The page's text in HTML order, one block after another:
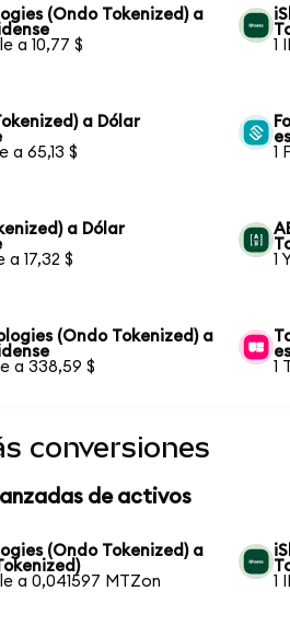
(Ondo Tokenized) a
a 10,77 $
1
a Dólar
a 65,13 $
1
a Dólar
a 17,32 $
1
(Ondo Tokenized) a
a 338,59 $
1
conversiones
de activos
(Ondo Tokenized) a
a 0,041597 MTZon
1